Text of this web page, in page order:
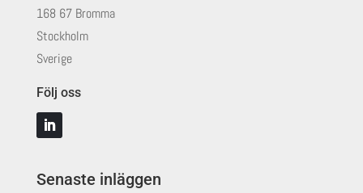
168 67 Bromma
Stockholm
Sverige
Följ oss
Senaste inläggen